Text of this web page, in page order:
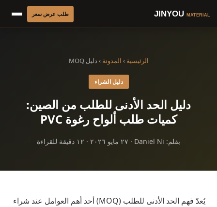
JINYOU MATERIAL طلب عرض سعر
الرئيسية › المدونة › دليل MOQ
دليل الشراء
دليل الحد الأدنى للطلب من الصين:
كميات طلب ألواح رغوة PVC
بقلم: Daniel Ni · ٢٧ مايو ٢٠٢٦ · ١٢ دقيقة للقراءة
يُعدّ فهم الحد الأدنى للطلب (MOQ) أحد أهم العوامل عند شراء